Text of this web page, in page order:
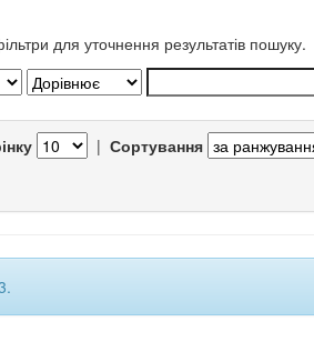
для уточнення результатів пошуку.
| Сортування